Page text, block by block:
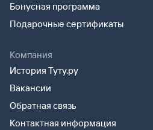
Бонусная программа
Подарочные сертификаты
Компания
История Туту.ру
Вакансии
Обратная связь
Контактная информация